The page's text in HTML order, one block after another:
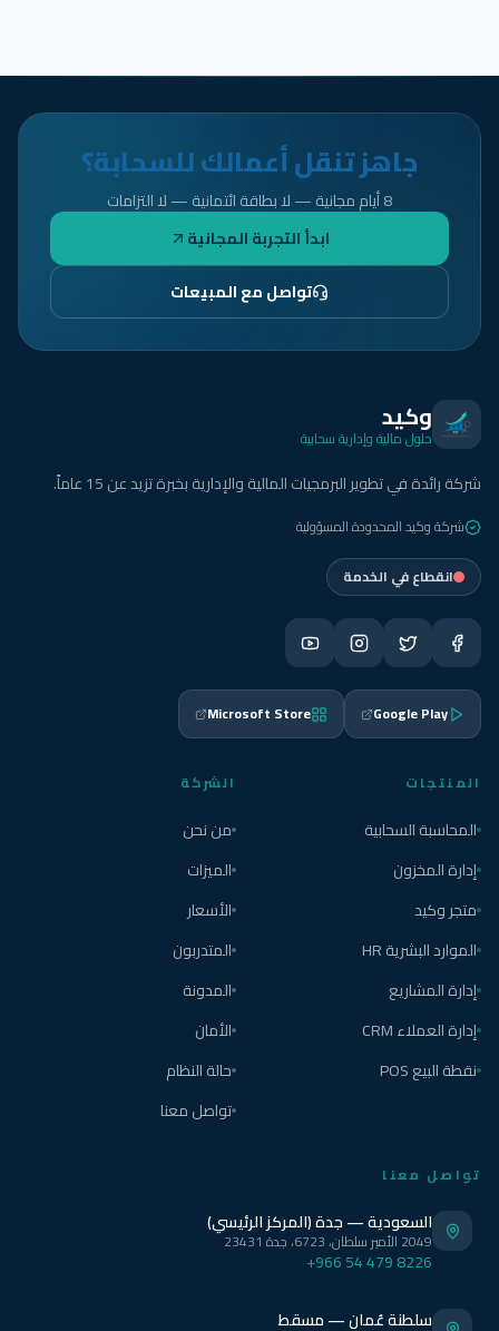
جاهز تنقل أعمالك للسحابة؟
8 أيام مجانية — لا بطاقة ائتمانية — لا التزامات
ابدأ التجربة المجانية
تواصل مع المبيعات
وكيد
حلول مالية وإدارية سحابية
شركة رائدة في تطوير البرمجيات المالية والإدارية بخبرة تزيد عن 15 عاماً.
شركة وكيد المحدودة المسؤولية
انقطاع في الخدمة
Google Play
Microsoft Store
المنتجات
المحاسبة السحابية
إدارة المخزون
متجر وكيد
الموارد البشرية HR
إدارة المشاريع
إدارة العملاء CRM
نقطة البيع POS
الشركة
من نحن
الميزات
الأسعار
المتدربون
المدونة
الأمان
حالة النظام
تواصل معنا
تواصل معنا
السعودية — جدة (المركز الرئيسي)
2049 الأمير سلطان، 6723، جدة 23431
+966 54 479 8226
سلطنة عُمان — مسقط